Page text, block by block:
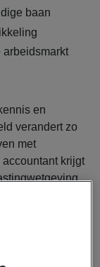
baan
arbeidsmarkt
en
verandert zo
met
krijgt
is dan ook
gaat vooral
eisen van je